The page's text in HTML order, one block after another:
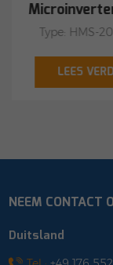
2000-
Type: HMS-
Single Phase; 4
PV-String per
LEES
NEEM CONTACT
Duitsland